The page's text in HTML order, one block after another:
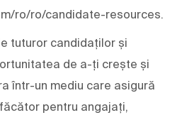
ro/ro/candidate-resources.
tuturor candidaților și
de a-ți crește și
într-un mediu care asigură
pentru angajați,